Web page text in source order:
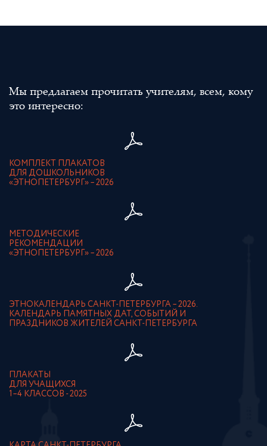
Мы предлагаем прочитать учителям, всем, кому
это интересно:
КОМПЛЕКТ ПЛАКАТОВ
ДЛЯ ДОШКОЛЬНИКОВ
«ЭТНОПЕТЕРБУРГ» – 2026
МЕТОДИЧЕСКИЕ
РЕКОМЕНДАЦИИ
«ЭТНОПЕТЕРБУРГ» – 2026
ЭТНОКАЛЕНДАРЬ САНКТ-ПЕТЕРБУРГА – 2026.
КАЛЕНДАРЬ ПАМЯТНЫХ ДАТ, СОБЫТИЙ И
ПРАЗДНИКОВ ЖИТЕЛЕЙ САНКТ-ПЕТЕРБУРГА
ПЛАКАТЫ
ДЛЯ УЧАЩИХСЯ
1–4 КЛАССОВ - 2025